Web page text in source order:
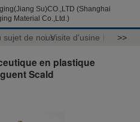
Su)CO.,LTD (Shanghai
Material Co.,Ltd.)
sujet de nousVisite d'usine >>
en plastique
Scald